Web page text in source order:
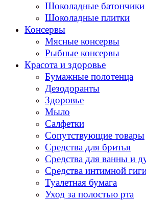
Шоколадные батончики
Шоколадные плитки
Консервы
Мясные консервы
Рыбные консервы
Красота и здоровье
Бумажные полотенца
Дезодоранты
Здоровье
Мыло
Салфетки
Сопутствующие товары
Средства для бритья
Средства для ванны и
Средства интимной
Туалетная бумага
Уход за полостью рта